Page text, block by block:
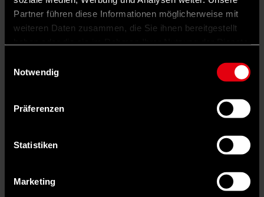
Partner führen diese Informationen möglicherweise mit
weiteren Daten zusammen, die Sie ihnen bereitgestellt
Notwendig
Präferenzen
Statistiken
Marketing